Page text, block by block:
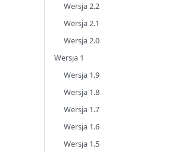
Wersja 2.2
Wersja 2.1
Wersja 2.0
Wersja 1
Wersja 1.9
Wersja 1.8
Wersja 1.7
Wersja 1.6
Wersja 1.5